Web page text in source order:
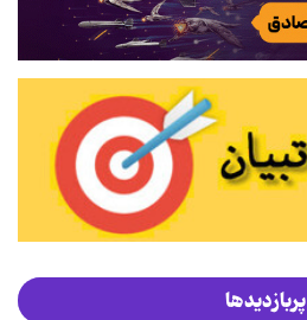
پربازدیدها